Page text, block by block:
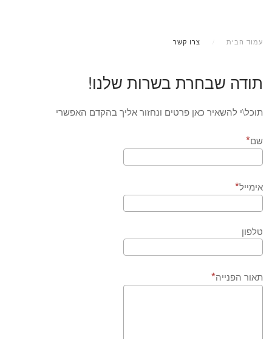
עמוד הבית צרו קשר
תודה שבחרת בשרות שלנו!
תוכל\י להשאיר כאן פרטים ונחזור אליך בהקדם האפשרי
שם
אימייל
טלפון
תאור הפנייה